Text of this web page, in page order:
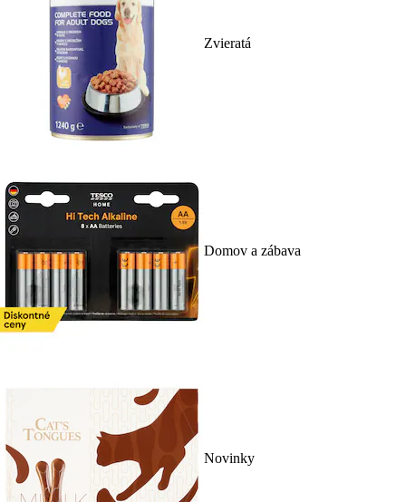
Zvieratá
Domov a zábava
Novinky